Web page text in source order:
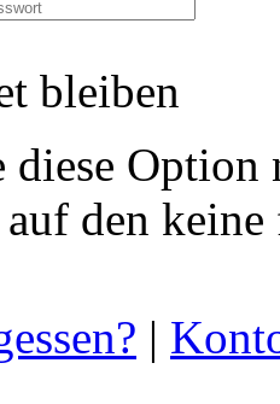
bleiben
diese
den
|